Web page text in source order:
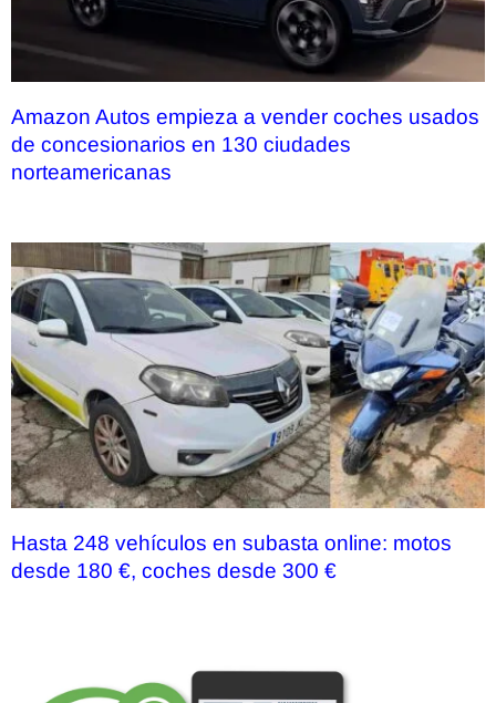
Amazon Autos empieza a vender coches usados
de concesionarios en 130 ciudades
norteamericanas
Hasta 248 vehículos en subasta online: motos
desde 180 €, coches desde 300 €